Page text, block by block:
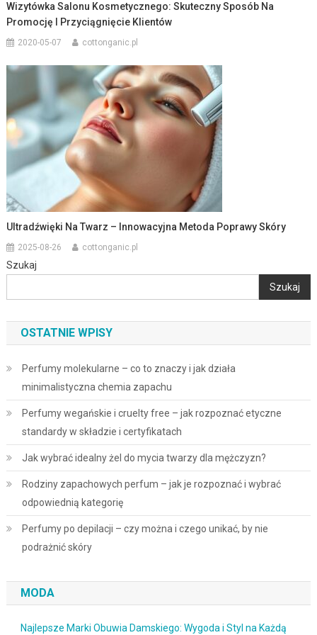
Wizytówka Salonu Kosmetycznego: Skuteczny Sposób Na
Promocję I Przyciągnięcie Klientów
2020-05-07 cottonganic.pl
Ultradźwięki Na Twarz – Innowacyjna Metoda Poprawy Skóry
2025-08-26 cottonganic.pl
Szukaj
Szukaj
OSTATNIE WPISY
Perfumy molekularne – co to znaczy i jak działa
minimalistyczna chemia zapachu
Perfumy wegańskie i cruelty free – jak rozpoznać etyczne
standardy w składzie i certyfikatach
Jak wybrać idealny żel do mycia twarzy dla mężczyzn?
Rodziny zapachowych perfum – jak je rozpoznać i wybrać
odpowiednią kategorię
Perfumy po depilacji – czy można i czego unikać, by nie
podrażnić skóry
MODA
Najlepsze Marki Obuwia Damskiego: Wygoda i Styl na Każdą